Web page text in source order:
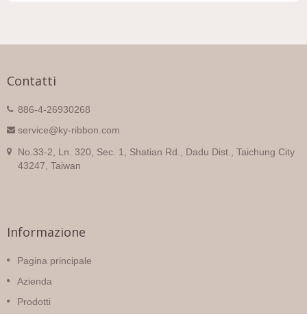
Contatti
886-4-26930268
service@ky-ribbon.com
No.33-2, Ln. 320, Sec. 1, Shatian Rd., Dadu Dist., Taichung City
43247, Taiwan
Informazione
Pagina principale
Azienda
Prodotti